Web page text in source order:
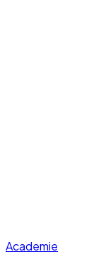
Academie